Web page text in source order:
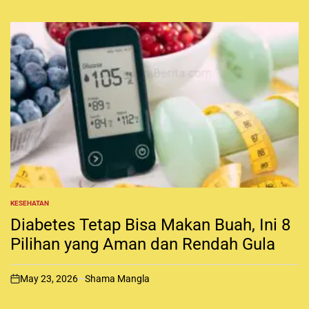
P
O
S
T
E
N
KESEHATAN
Diabetes Tetap Bisa Makan Buah, Ini 8
Pilihan yang Aman dan Rendah Gula
o
May 23, 2026 Shama Mangla